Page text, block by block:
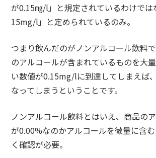
が0.15㎎/l」と規定されているわけでは
15mg/l」と定められているのみ。
つまり飲んだのがノンアルコール飲料
のアルコールが含まれているものを大
い数値が0.15mg/lに到達してしまえば
なってしまうということです。
ノンアルコール飲料とはいえ、商品の
が0.00%なのかアルコールを微量に含
く確認が必要。